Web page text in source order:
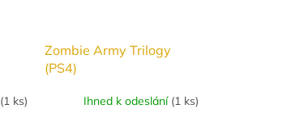
(1 ks)
Zombie Army Trilogy
(PS4)
Ihned k odeslání (1 ks)